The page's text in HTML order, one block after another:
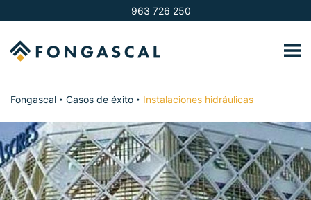
963 726 250
Fongascal • Casos de éxito • Instalaciones hidráulicas